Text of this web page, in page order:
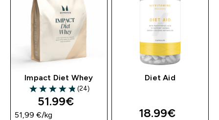
Impact Diet Whey
4.83 out of 5 stars
(24)
51.99€‎
51,99 €‎/kg
Diet Aid
18.99€‎